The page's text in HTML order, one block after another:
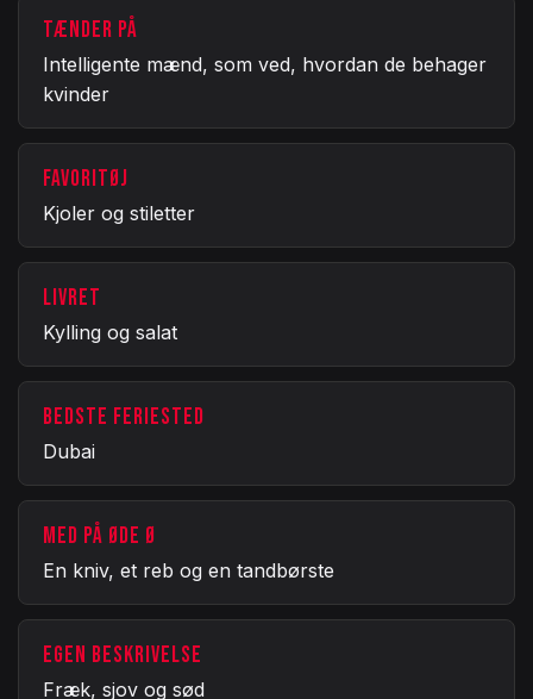
TÆNDER PÅ
Intelligente mænd, som ved, hvordan de behager
kvinder
FAVORITØJ
Kjoler og stiletter
LIVRET
Kylling og salat
BEDSTE FERIESTED
Dubai
MED PÅ ØDE Ø
En kniv, et reb og en tandbørste
EGEN BESKRIVELSE
Fræk, sjov og sød